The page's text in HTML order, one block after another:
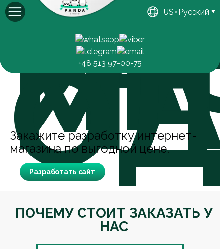
+48 513 97-00-75
US Русский
Закажите разработку интернет-
магазина по выгодной цене.
Разработать сайт
ПОЧЕМУ СТОИТ ЗАКАЗАТЬ У
НАС